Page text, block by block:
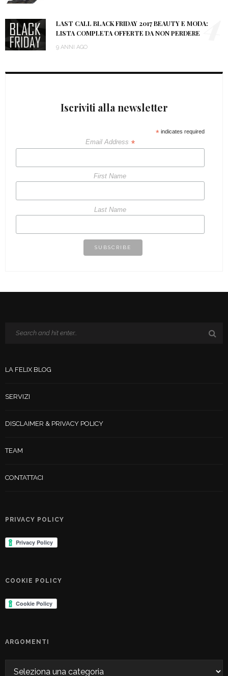
LAST CALL BLACK FRIDAY 2017 BEAUTY E MODA:
LISTA COMPLETA OFFERTE DA NON PERDERE
9 ANNI AGO
4
Iscriviti alla newsletter
*indicates required
Email Address *
First Name
Last Name
LA FELIX BLOG
SERVIZI
DISCLAIMER & PRIVACY POLICY
TEAM
CONTATTACI
PRIVACY POLICY
COOKIE POLICY
ARGOMENTI